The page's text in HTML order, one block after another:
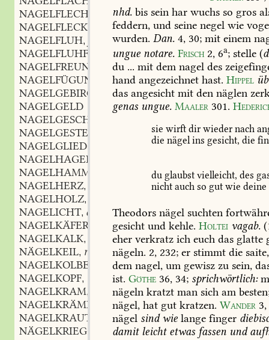
NAGELFLECHTE
NAGELFLECK
NAGELFLUH,
NAGELFLUHFELS
m.
NAGELFREUND
m.
NAGELFÜGUNG
NAGELGEBIRGE
n.
NAGELGELD
NAGELGESCHWÜR
NAGELGESTEIN
NAGELGLIED
NAGELHAGEL
NAGELHAMMER
NAGELHERZ,
NAGELHOLZ,
NAGELICHT, adj.
NAGELKÄFER
NAGELKALK,
NÄGELKEIL, m.
NAGELKOLBE
NAGELKOPF,
NAGELKRAM,
NAGELKRÄMER
m.
NAGELKRAUT
NÄGELKRIEG
nhd. bis sein har wuchs so gros
feddern, und seine negel wie
wurden. Dan. 4, 30; mit einem
ungue notare. Frisch 2, 6a; stelle (
du ... mit dem nagel des
hand angezeichnet hast. Hippel
das angesicht mit den näglen
genas ungue. Maaler 301.
sie wirft dir wieder nach
die nägel ins gesicht, die
du glaubst vielleicht, des
nicht auch so gut wie deine
Theodors nägel suchten
gesicht und kehle. Holtei vagab.
eher verkratz ich euch das glatte
nägeln. 2, 232; er stimmt die saite,
dem nagel, um gewisz zu sein,
ist. Göthe 36, 34; sprichwörtlich:
nägeln kratzt man sich am
nägel, hat gut kratzen. Wander 3,
nägel sindwie lange finger
damitleichtetwas fassen und